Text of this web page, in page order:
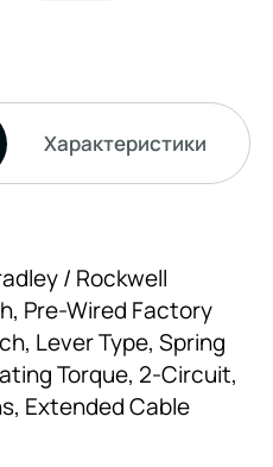
Характеристики
/ Rockwell
Pre-Wired Factory
Lever Type, Spring
Torque, 2-Circuit,
Extended Cable